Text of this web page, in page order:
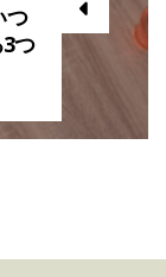
つ
つ